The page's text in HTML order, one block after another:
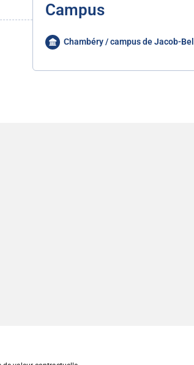
Campus
Chambéry / campus de Jacob-